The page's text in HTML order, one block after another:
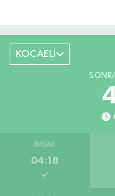
KOCAELİ
İMSAK
04:18